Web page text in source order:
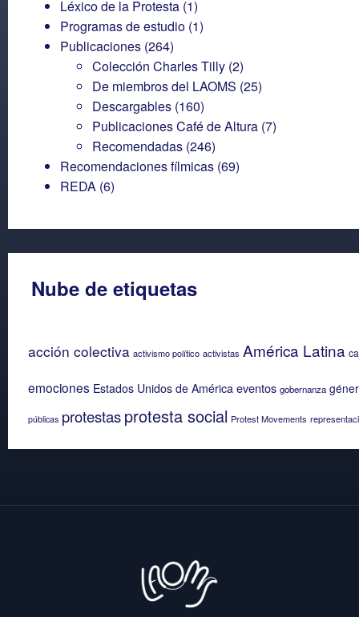
Léxico de la Protesta (1)
Programas de estudio (1)
Publicaciones (264)
Colección Charles Tilly (2)
De miembros del LAOMS (25)
Descargables (160)
Publicaciones Café de Altura (7)
Recomendadas (246)
Recomendaciones fílmicas (69)
REDA (6)
Nube de etiquetas
acción colectiva activismo político activistas América Latina
emociones Estados Unidos de América eventos gobernanza
públicas protestasprotesta social Protest Movements